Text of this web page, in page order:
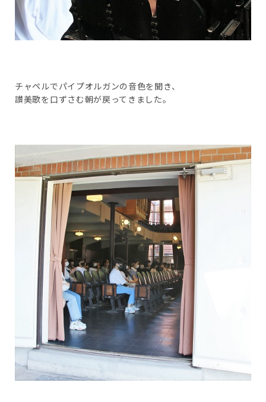
チャペルでパイプオルガンの音色を聞き、
讃美歌を口ずさむ朝が戻ってきました。